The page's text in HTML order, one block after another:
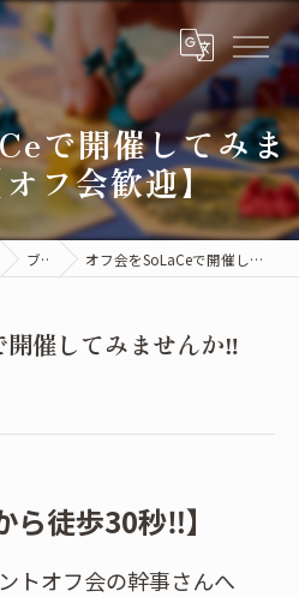
で開催してみま
フ会歓迎】
ブログ オフ会をSoLaCeで開催してみませんか‼︎【オフ会歓迎】
催してみませんか‼︎
ら徒歩30秒‼︎】
トオフ会の幹事さんへ